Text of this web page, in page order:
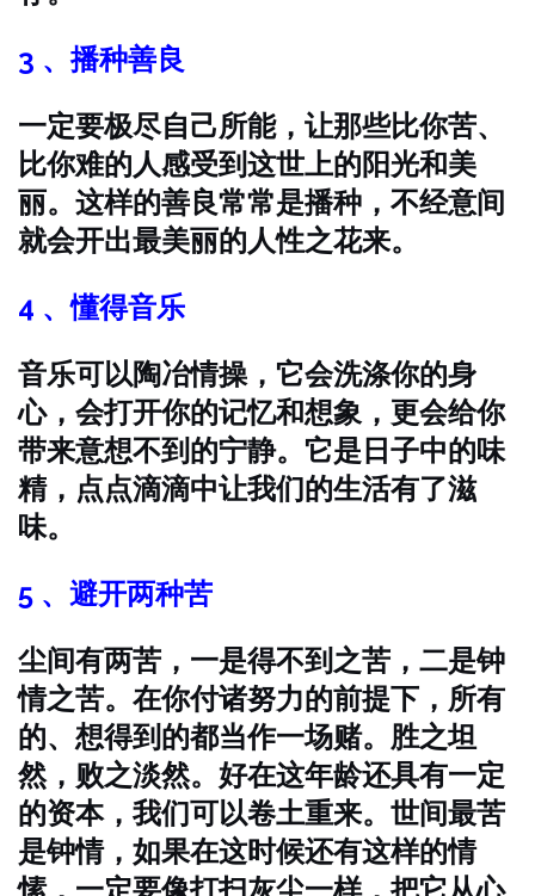
3 、播种善良
一定要极尽自己所能，让那些比你苦、
比你难的人感受到这世上的阳光和美
丽。这样的善良常常是播种，不经意间
就会开出最美丽的人性之花来。
4 、懂得音乐
音乐可以陶冶情操，它会洗涤你的身
心，会打开你的记忆和想象，更会给你
带来意想不到的宁静。它是日子中的味
精，点点滴滴中让我们的生活有了滋
味。
5 、避开两种苦
尘间有两苦，一是得不到之苦，二是钟
情之苦。在你付诸努力的前提下，所有
的、想得到的都当作一场赌。胜之坦
然，败之淡然。好在这年龄还具有一定
的资本，我们可以卷土重来。世间最苦
是钟情，如果在这时候还有这样的情